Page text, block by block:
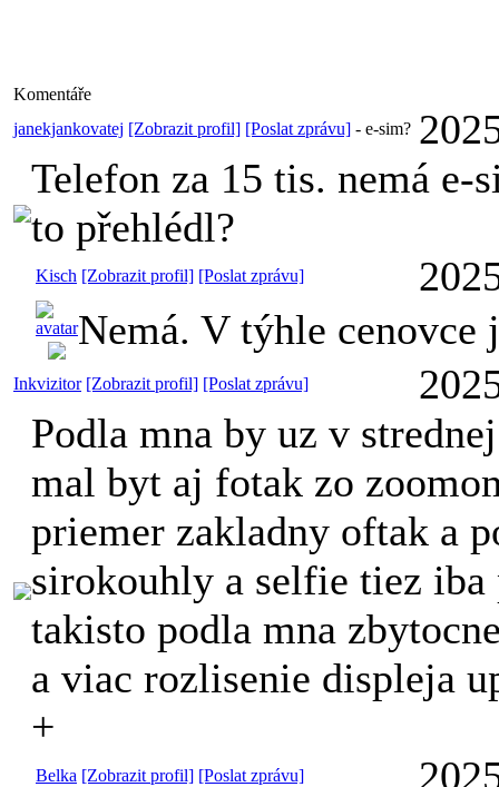
Komentáře
janekjankovatej [Zobrazit profil] [Poslat zprávu] - e-sim?
Telefon za 15 tis. nemá e-
to přehlédl?
Kisch [Zobrazit profil] [Poslat zprávu]
Nemá. V týhle cenovce
Inkvizitor [Zobrazit profil] [Poslat zprávu]
Podla mna by uz v
mal byt aj fotak zo
priemer zakladny oftak a
sirokouhly a selfie tiez iba
takisto podla mna
a viac rozlisenie displeja
+
Belka [Zobrazit profil] [Poslat zprávu]